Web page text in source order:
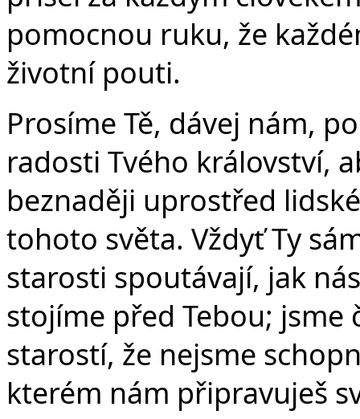
pomocnou ruku, že
životní pouti.
Prosíme Tě, dávej nám,
radosti Tvého království,
beznaději uprostřed
tohoto světa. Vždyť Ty
starosti spoutávají, jak
stojíme před Tebou; jsme
starostí, že nejsme
kterém nám připravuješ